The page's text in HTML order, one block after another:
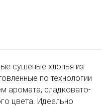
сушеные хлопья из
по технологии
аромата, сладковато-
цвета. Идеально